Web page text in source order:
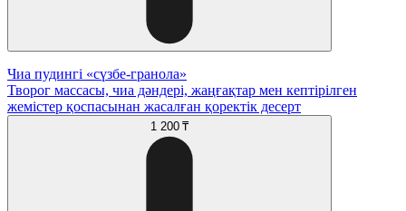
Чиа пудингі «сүзбе-гранола»
Творог массасы, чиа дәндері, жаңғақтар мен кептірілген
жемістер қоспасынан жасалған қоректік десерт
1 200 ₸